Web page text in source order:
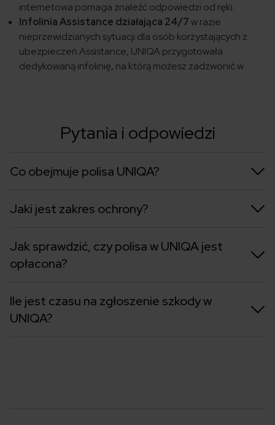
internetowa pomaga znaleźć odpowiedzi od ręki.
Infolinia Assistance działająca 24/7w razie
nieprzewidzianych sytuacji dla osób korzystających z
ubezpieczeń Assistance, UNIQA przygotowała
dedykowaną infolinię, na którą możesz zadzwonić w
Pytania i odpowiedzi
Co obejmuje polisa UNIQA?
Jaki jest zakres ochrony?
Jak sprawdzić, czy polisa w UNIQA jest
opłacona?
Ile jest czasu na zgłoszenie szkody w
UNIQA?